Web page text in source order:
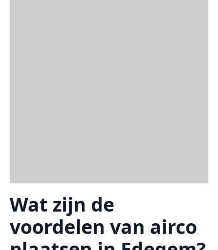
Wat zijn de
voordelen van airco